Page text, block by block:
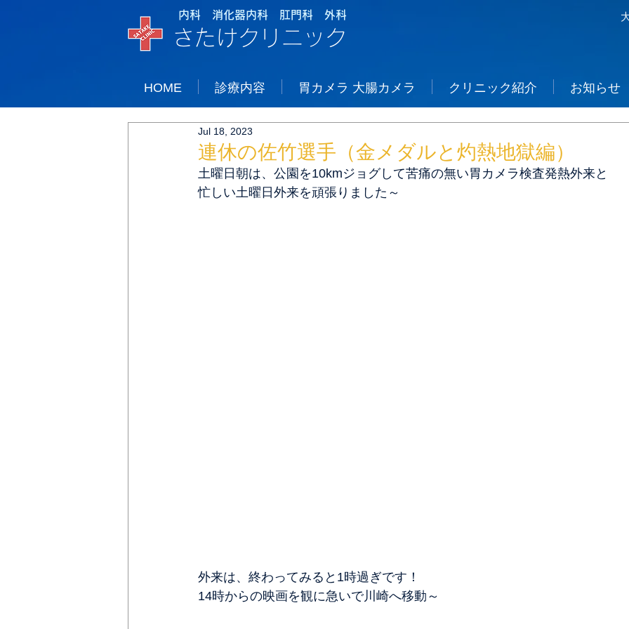
内科 消化器内科 肛門科 外科
さたけクリニック
HOME 診療内容 胃カメラ 大腸カメラ クリニック紹介 お知らせ
連休の佐竹選手（金メダルと灼熱地獄編）
Jul 18, 2023
土曜日朝は、公園を10kmジョグして苦痛の無い胃カメラ検査発熱外来と
忙しい土曜日外来を頑張りました～
外来は、終わってみると1時過ぎです！
14時からの映画を観に急いで川崎へ移動～